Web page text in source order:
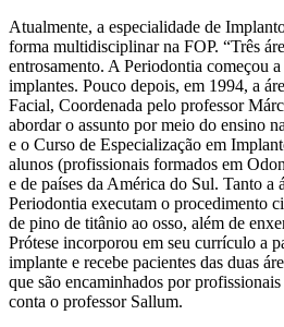
Atualmente, a especialidade de
forma multidisciplinar na FOP. “Três
entrosamento. A Periodontia começou
implantes. Pouco depois, em 1994, a
Facial, Coordenada pelo professor
abordar o assunto por meio do ensino
e o Curso de Especialização em
alunos (profissionais formados em
e de países da América do Sul. Tanto a
Periodontia executam o procedimento
de pino de titânio ao osso, além de
Prótese incorporou em seu currículo a
implante e recebe pacientes das duas
que são encaminhados por
conta o professor Sallum.